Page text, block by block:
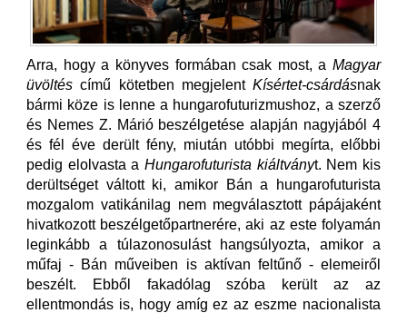
Arra, hogy a könyves formában csak most, a Magyar
üvöltés című kötetben megjelent Kísértet-csárdásnak
bármi köze is lenne a hungarofuturizmushoz, a szerző
és Nemes Z. Márió beszélgetése alapján nagyjából 4
és fél éve derült fény, miután utóbbi megírta, előbbi
pedig elolvasta a Hungarofuturista kiáltványt. Nem kis
derültséget váltott ki, amikor Bán a hungarofuturista
mozgalom vatikánilag nem megválasztott pápájaként
hivatkozott beszélgetőpartnerére, aki az este folyamán
leginkább a túlazonosulást hangsúlyozta, amikor a
műfaj - Bán műveiben is aktívan feltűnő - elemeiről
beszélt. Ebből fakadólag szóba került az az
ellentmondás is, hogy amíg ez az eszme nacionalista